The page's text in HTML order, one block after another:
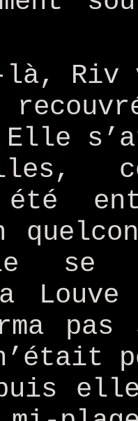
là, Riv
Elle
été
se
pas